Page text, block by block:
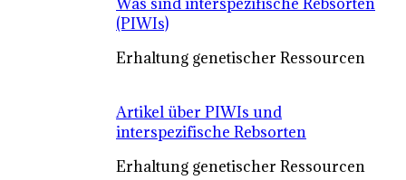
(PIWIs)
Erhaltung genetischer Ressourcen
Artikel über PIWIs und
interspezifische Rebsorten
Erhaltung genetischer Ressourcen